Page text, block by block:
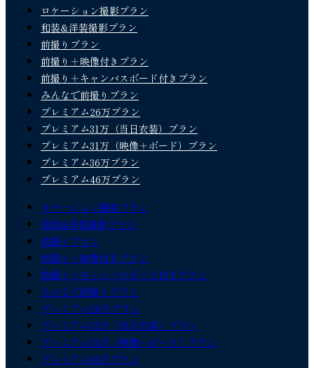
ロケーション撮影プラン
和装&洋装撮影プラン
前撮りプラン
前撮り＋映像付きプラン
前撮り＋キャンバスボード付きプラン
みんなで前撮りプラン
プレミアム26万プラン
プレミアム31万（当日衣装）プラン
プレミアム31万（映像＋ボード）プラン
プレミアム36万プラン
プレミアム46万プラン
ロケーション撮影プラン
和装&洋装撮影プラン
前撮りプラン
前撮り＋映像付きプラン
前撮り＋キャンバスボード付きプラン
みんなで前撮りプラン
プレミアム26万プラン
プレミアム31万（当日衣装）プラン
プレミアム31万（映像＋ボード）プラン
プレミアム36万プラン